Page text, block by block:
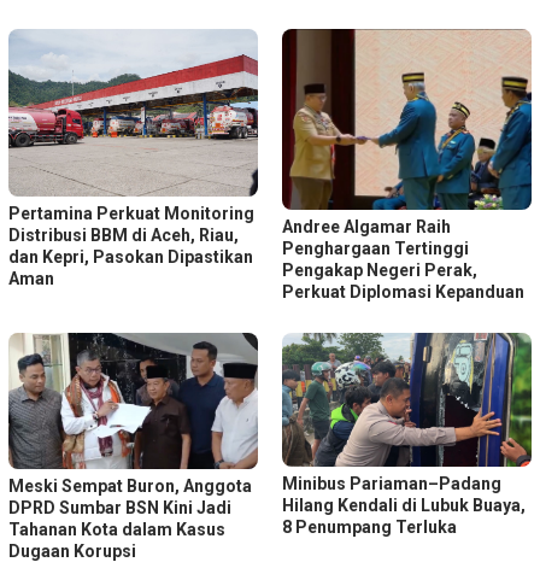
Pertamina Perkuat Monitoring
Distribusi BBM di Aceh, Riau,
dan Kepri, Pasokan Dipastikan
Aman
Andree Algamar Raih
Penghargaan Tertinggi
Pengakap Negeri Perak,
Perkuat Diplomasi Kepanduan
Meski Sempat Buron, Anggota
DPRD Sumbar BSN Kini Jadi
Tahanan Kota dalam Kasus
Dugaan Korupsi
Minibus Pariaman–Padang
Hilang Kendali di Lubuk Buaya,
8 Penumpang Terluka